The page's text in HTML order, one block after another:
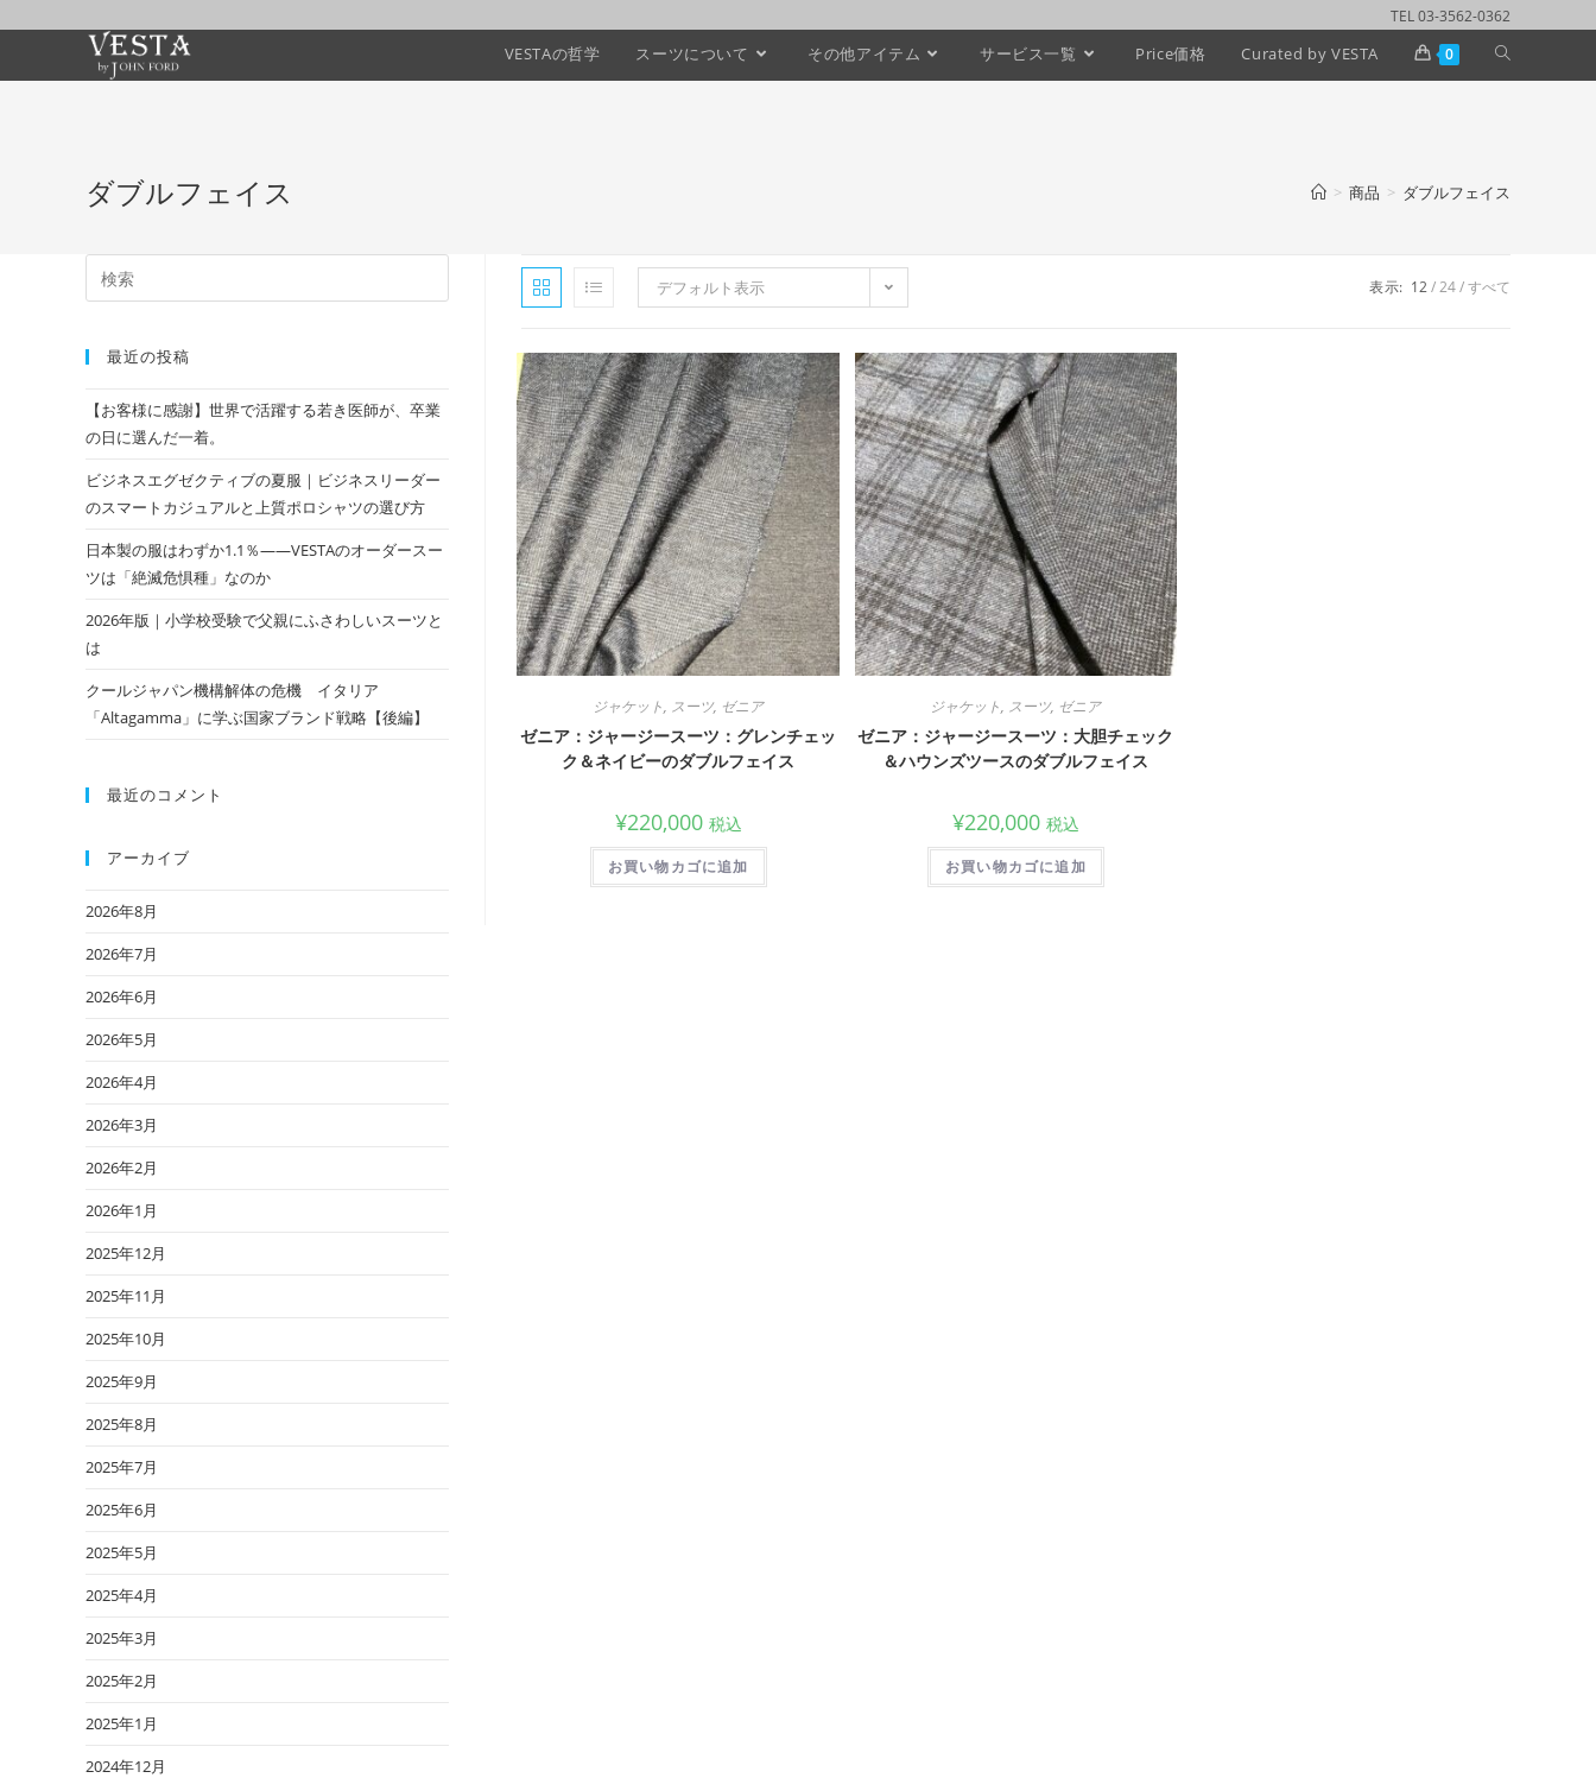
TEL 03-3562-0362
VESTAの哲学 スーツについて その他アイテム サービス一覧 Price価格 Curated by VESTA 0
ダブルフェイス > 商品 > ダブルフェイス
デフォルト表示 表示: 12 24 すべて
ジャケット, スーツ, ゼニア
ゼニア：ジャージースーツ：グレンチェッ
ク＆ネイビーのダブルフェイス
¥220,000 税込
お買い物カゴに追加
ジャケット, スーツ, ゼニア
ゼニア：ジャージースーツ：大胆チェック
＆ハウンズツースのダブルフェイス
¥220,000 税込
お買い物カゴに追加
最近の投稿
【お客様に感謝】世界で活躍する若き医師が、卒業
の日に選んだ一着。
ビジネスエグゼクティブの夏服｜ビジネスリーダー
のスマートカジュアルと上質ポロシャツの選び方
日本製の服はわずか1.1％——VESTAのオーダースー
ツは「絶滅危惧種」なのか
2026年版｜小学校受験で父親にふさわしいスーツと
は
クールジャパン機構解体の危機 イタリア
「Altagamma」に学ぶ国家ブランド戦略【後編】
最近のコメント
アーカイブ
2026年8月
2026年7月
2026年6月
2026年5月
2026年4月
2026年3月
2026年2月
2026年1月
2025年12月
2025年11月
2025年10月
2025年9月
2025年8月
2025年7月
2025年6月
2025年5月
2025年4月
2025年3月
2025年2月
2025年1月
2024年12月